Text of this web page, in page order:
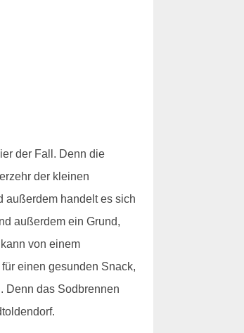
der Fall. Denn die
der kleinen
außerdem handelt es sich
außerdem ein Grund,
von einem
einen gesunden Snack,
Denn das Sodbrennen